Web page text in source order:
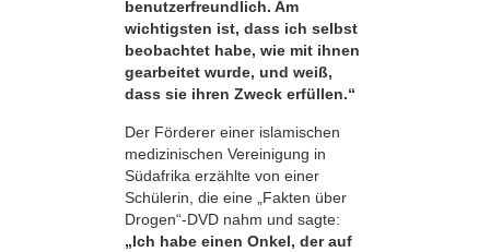
benutzerfreundlich. Am
wichtigsten ist, dass ich selbst
beobachtet habe, wie mit ihnen
gearbeitet wurde, und weiß,
dass sie ihren Zweck erfüllen.“
Der Förderer einer islamischen
medizinischen Vereinigung in
Südafrika erzählte von einer
Schülerin, die eine „Fakten über
Drogen“-DVD nahm und sagte:
„Ich habe einen Onkel, der auf